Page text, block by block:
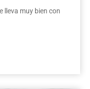
lleva muy bien con